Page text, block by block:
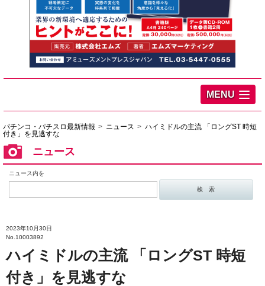
MENU
パチンコ・パチスロ最新情報 ニュース
ハイミドルの主流 「ロングST 時短
付き」を見逃すな
ニュース
ニュース内を
2023年10月30日
No.10003892
ハイミドルの主流 「ロングST 時短
付き」を見逃すな